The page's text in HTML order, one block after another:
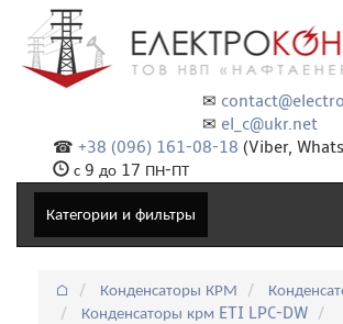
✉
✉ el_c@ukr.net
☎ +38 (096) 161-08-18 (Viber,
с 9 до 17 ПН-ПТ
Категории и фильтры
⌂ Конденсаторы КРМ
Конденсаторы крм ETI LPC-DW